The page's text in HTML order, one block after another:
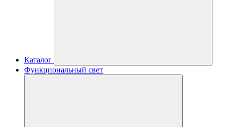
Каталог
Функциональный свет